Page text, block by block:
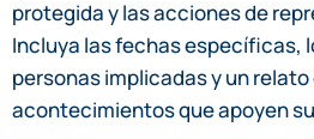
protegida y las acciones de
Incluya las fechas específicas,
personas implicadas y un
acontecimientos que apoyen